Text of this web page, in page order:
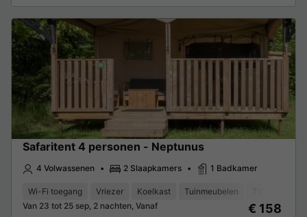
Safaritent 4 personen - Neptunus
4 Volwassenen 2 Slaapkamers 1 Badkamer
Wi-Fi toegang Vriezer Koelkast Tuinmeubelen
Van 23 tot 25 sep, 2 nachten, Vanaf
€ 158